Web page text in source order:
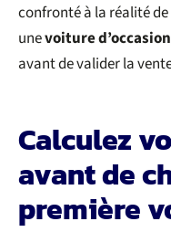
confronté à la réalité
unevoiture d’occasion
avant de valider la
Calculez
avant de
première